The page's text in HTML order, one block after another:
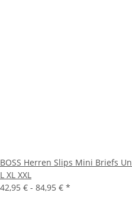
BOSS Herren Slips Mini Briefs
L XL XXL
42,95 € - 84,95 € *